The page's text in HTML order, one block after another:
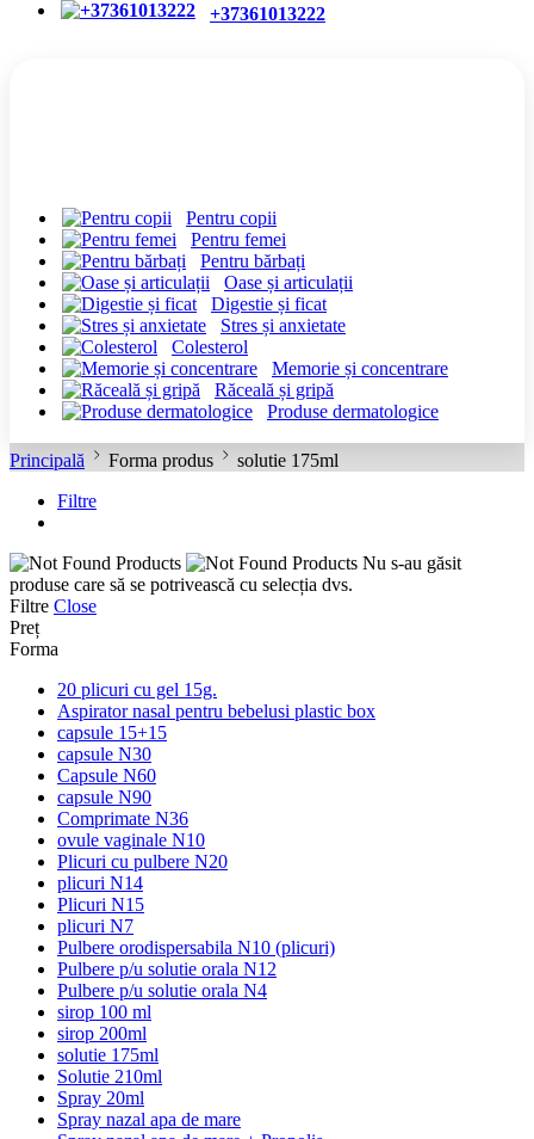
+37361013222
Pentru copii
Pentru femei
Pentru bărbați
Oase și articulații
Digestie și ficat
Stres și anxietate
Colesterol
Memorie și concentrare
Răceală și gripă
Produse dermatologice
Principală Forma produs
solutie 175ml
Filtre
Nu s-au găsit
produse care să se potrivească cu selecția dvs.
Filtre Close
Preț
Forma
20 plicuri cu gel 15g.
Aspirator nasal pentru bebelusi plastic box
capsule 15+15
capsule N30
Capsule N60
capsule N90
Comprimate N36
ovule vaginale N10
Plicuri cu pulbere N20
plicuri N14
Plicuri N15
plicuri N7
Pulbere orodispersabila N10 (plicuri)
Pulbere p/u solutie orala N12
Pulbere p/u solutie orala N4
sirop 100 ml
sirop 200ml
solutie 175ml
Solutie 210ml
Spray 20ml
Spray nazal apa de mare